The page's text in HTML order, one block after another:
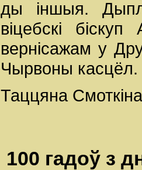
ды іншыя.
віцебскі
вернісажам у
Чырвоны касцёл.
Таццяна
100 гадоў з